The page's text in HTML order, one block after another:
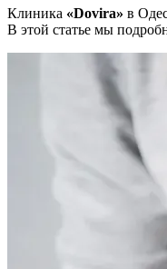
Клиника «Dovira» в
В этой статье мы